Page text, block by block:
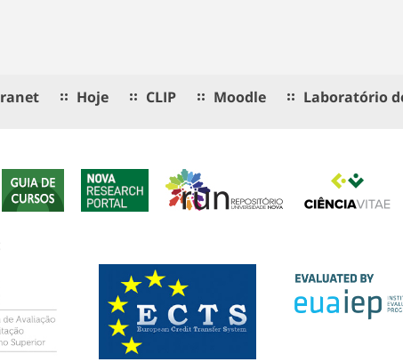
Hoje CLIP Moodle Laboratório